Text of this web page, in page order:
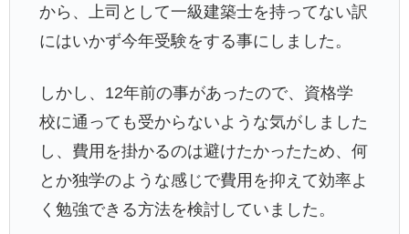
から、上司として一級建築士を持ってない訳
にはいかず今年受験をする事にしました。
しかし、12年前の事があったので、資格学
校に通っても受からないような気がしました
し、費用を掛かるのは避けたかったため、何
とか独学のような感じで費用を抑えて効率よ
く勉強できる方法を検討していました。